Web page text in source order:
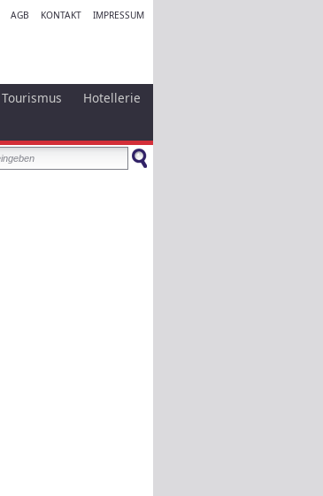
AGB KONTAKT IMPRESSUM
Tourismus
Hotellerie